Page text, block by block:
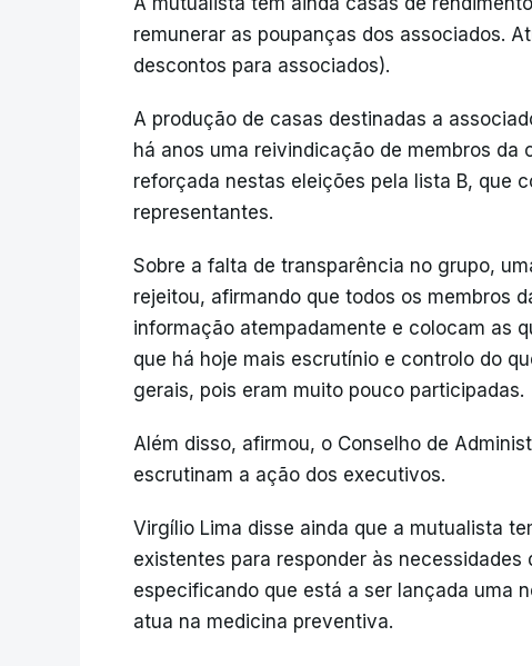
remunerar as poupanças dos associados.
descontos para associados).
A produção de casas destinadas a
há anos uma reivindicação de membros
reforçada nestas eleições pela lista B, que
representantes.
Sobre a falta de transparência no grupo,
rejeitou, afirmando que todos os membros
informação atempadamente e colocam as
que há hoje mais escrutínio e controlo do
gerais, pois eram muito pouco participadas.
Além disso, afirmou, o Conselho de
escrutinam a ação dos executivos.
Virgílio Lima disse ainda que a mutualista
existentes para responder às
especificando que está a ser lançada uma
atua na medicina preventiva.